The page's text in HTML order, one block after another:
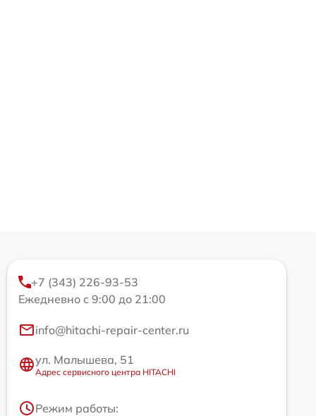
+7 (343) 226-93-53
Ежедневно с 9:00 до 21:00
info@hitachi-repair-center.ru
ул. Малышева, 51
Адрес сервисного центра HITACHI
Режим работы: